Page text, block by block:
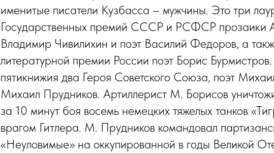
именитые писатели Кузбасса – мужчины. Это три
Государственных премий СССР и РСФСР прозаики
Владимир Чивилихин и поэт Василий Федоров, а
литературной премии России поэт Борис
пяти­книжия два Героя Советского Союза, поэт
Михаил Прудников. Артиллерист М. Борисов
за 10 минут боя восемь немецких тяжелых танков
врагом Гитлера. М. Прудников командовал
«Неуловимые» на оккупированной в годы Великой